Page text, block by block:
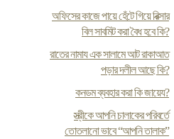
অফিসের কাজে পায়ে হেঁটে গিয়ে রিক্সার
বিল সাবমিট করা বৈধ হবে কি?
রাতের নামায এক সালামে আট রাকাআত
পড়ার দলীল আছে কি?
কনডম ব্যবহার করা কি জায়েয?
স্ত্রীকে আপনি চালাকের পরিবর্তে
তোতলানো ভাবে “আপনি তালাক”